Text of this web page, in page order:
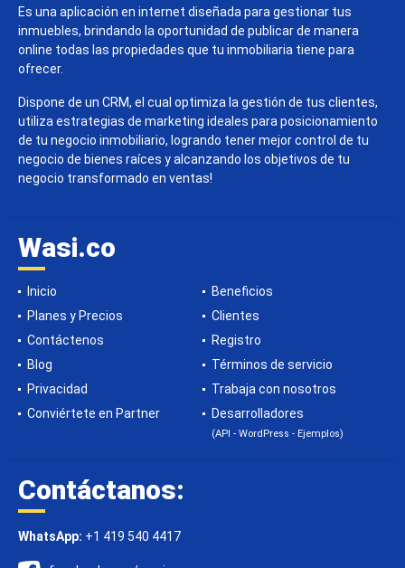
Es una aplicación en internet diseñada para gestionar tus
inmuebles, brindando la oportunidad de publicar de manera
online todas las propiedades que tu inmobiliaria tiene para
ofrecer.
Dispone de un CRM, el cual optimiza la gestión de tus clientes,
utiliza estrategias de marketing ideales para posicionamiento
de tu negocio inmobiliario, logrando tener mejor control de tu
negocio de bienes raíces y alcanzando los objetivos de tu
negocio transformado en ventas!
Wasi.co
Inicio
Beneficios
Planes y Precios
Clientes
Contáctenos
Registro
Blog
Términos de servicio
Privacidad
Trabaja con nosotros
Conviértete en Partner
Desarrolladores
(API - WordPress - Ejemplos)
Contáctanos:
WhatsApp: +1 419 540 4417